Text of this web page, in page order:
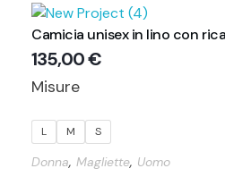
Camicia unisex in lino con
135,00€
Misure
L M S
Donna, Magliette, Uomo